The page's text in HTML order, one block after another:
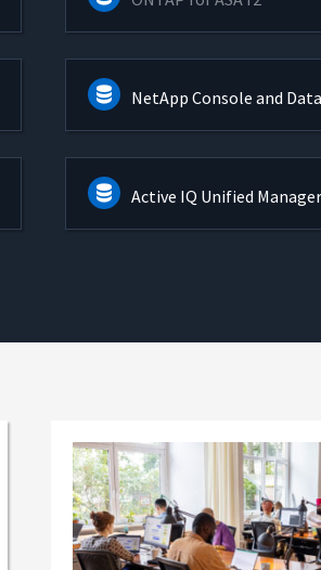
NetApp Console and
Active IQ Unified Manager